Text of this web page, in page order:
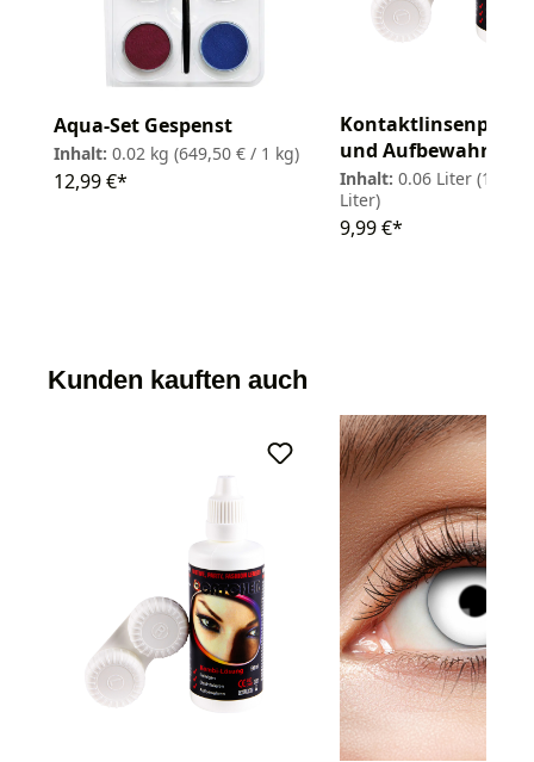
Aqua-Set Gespenst
Inhalt: 0.02 kg (649,50 € / 1 kg)
12,99 €*
und
Inhalt: 0.06 Liter
Liter)
9,99 €*
Kunden kauften auch